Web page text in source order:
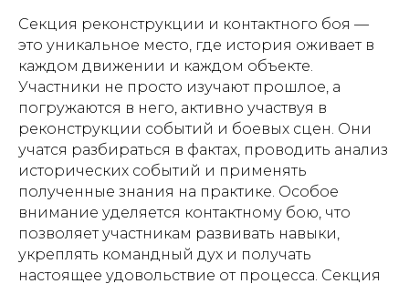
Секция реконструкции и контактного боя —
это уникальное место, где история оживает в
каждом движении и каждом объекте.
Участники не просто изучают прошлое, а
погружаются в него, активно участвуя в
реконструкции событий и боевых сцен. Они
учатся разбираться в фактах, проводить анализ
исторических событий и применять
полученные знания на практике. Особое
внимание уделяется контактному бою, что
позволяет участникам развивать навыки,
укреплять командный дух и получать
настоящее удовольствие от процесса. Секция